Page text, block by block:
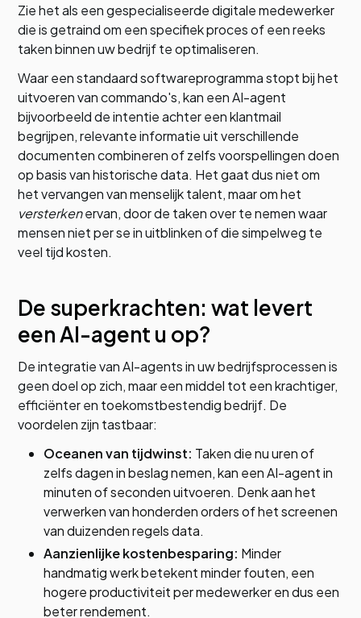
Zie het als een gespecialiseerde digitale medewerker
die is getraind om een specifiek proces of een reeks
taken binnen uw bedrijf te optimaliseren.
Waar een standaard softwareprogramma stopt bij het
uitvoeren van commando's, kan een AI-agent
bijvoorbeeld de intentie achter een klantmail
begrijpen, relevante informatie uit verschillende
documenten combineren of zelfs voorspellingen doen
op basis van historische data. Het gaat dus niet om
het vervangen van menselijk talent, maar om het
versterkenervan, door de taken over te nemen waar
mensen niet per se in uitblinken of die simpelweg te
veel tijd kosten.
De superkrachten: wat levert
een AI-agent u op?
De integratie van AI-agents in uw bedrijfsprocessen is
geen doel op zich, maar een middel tot een krachtiger,
efficiënter en toekomstbestendig bedrijf. De
voordelen zijn tastbaar:
Oceanen van tijdwinst: Taken die nu uren of
zelfs dagen in beslag nemen, kan een AI-agent in
minuten of seconden uitvoeren. Denk aan het
verwerken van honderden orders of het screenen
van duizenden regels data.
Aanzienlijke kostenbesparing: Minder
handmatig werk betekent minder fouten, een
hogere productiviteit per medewerker en dus een
beter rendement.